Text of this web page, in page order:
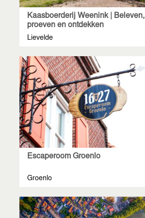
Kaasboerderij Weenink | Beleven,
proeven en ontdekken
Lievelde
Escaperoom Groenlo
Groenlo